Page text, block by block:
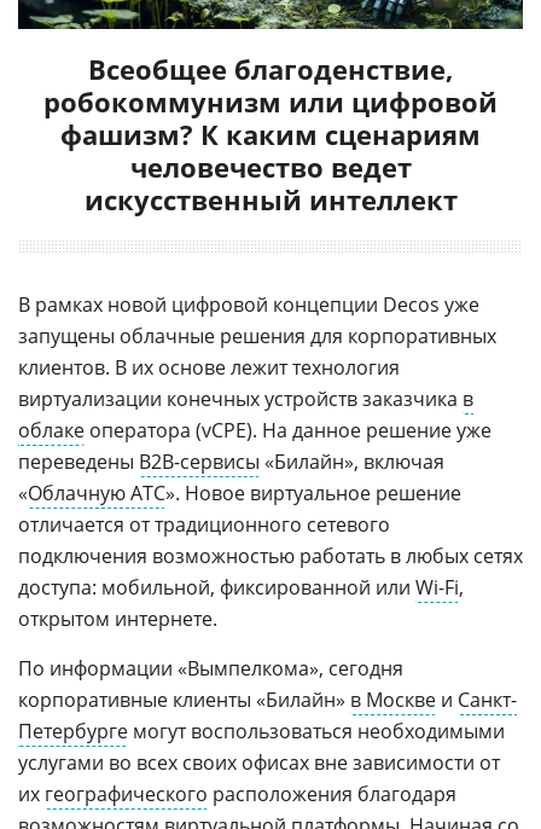
Всеобщее благоденствие,
робокоммунизм или цифровой
фашизм? К каким сценариям
человечество ведет
искусственный интеллект
В рамках новой цифровой концепции Decos уже
запущены облачные решения для корпоративных
клиентов. В их основе лежит технология
виртуализации конечных устройств заказчика в
облаке оператора (vCPE). На данное решение уже
переведены B2B-сервисы «Билайн», включая
«Облачную АТС». Новое виртуальное решение
отличается от традиционного сетевого
подключения возможностью работать в любых сетях
доступа: мобильной, фиксированной или Wi-Fi,
открытом интернете.
По информации «Вымпелкома», сегодня
корпоративные клиенты «Билайн» в Москве и Санкт-
Петербурге могут воспользоваться необходимыми
услугами во всех своих офисах вне зависимости от
их географического расположения благодаря